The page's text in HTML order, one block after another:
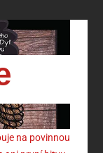
na povinnou